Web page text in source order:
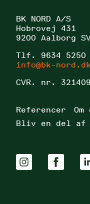
BK NORD A/S
Hobrovej 431
9200 Aalborg
Tlf. 9634 5250
info@bk-nord.dk
CVR. nr.
Referencer Om
Bliv en del af